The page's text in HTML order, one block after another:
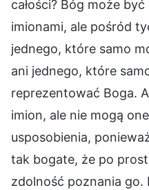
całości? Bóg może
imionami, ale pośród
jednego, które samo
ani jednego, które
reprezentować Boga.
imion, ale nie mogą
usposobienia,
tak bogate, że po
zdolność poznania go.